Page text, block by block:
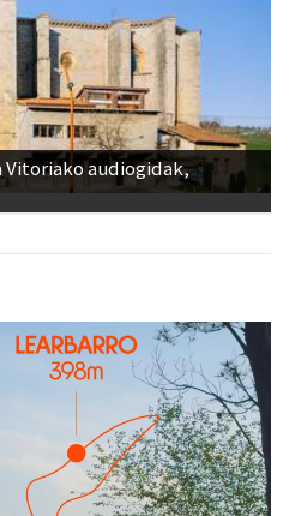
audiogidak,